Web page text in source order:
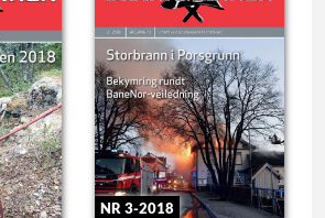
NR 3-2018